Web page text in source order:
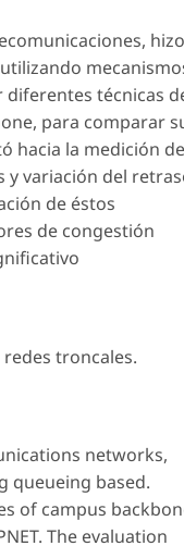
hizo
diferentes técnicas
para comparar
hacia la medición de
y variación del
de éstos
de congestión
troncales.
networks,
queueing based.
of campus
The evaluation